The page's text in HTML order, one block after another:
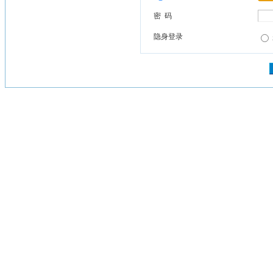
密 码
隐身登录